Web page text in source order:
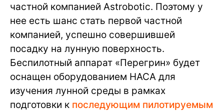
частной компанией Astrobotic. Поэтому у
нее есть шанс стать первой частной
компанией, успешно совершившей
посадку на лунную поверхность.
Беспилотный аппарат «Перегрин» будет
оснащен оборудованием НАСА для
изучения лунной среды в рамках
подготовки к последующим пилотируемым